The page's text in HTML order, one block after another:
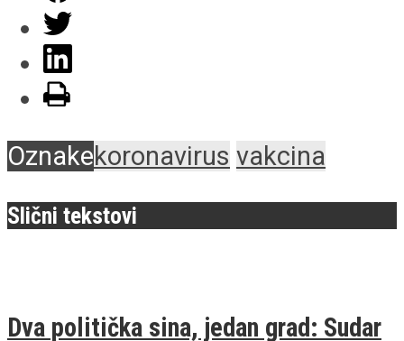
Oznakekoronavirus vakcina
Slični tekstovi
Dva politička sina, jedan grad: Sudar